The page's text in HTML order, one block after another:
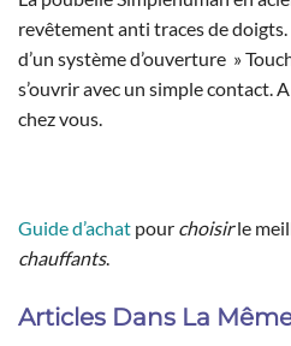
revêtement anti traces de
d’un système d’ouverture »
s’ouvrir avec un simple contact.
chez vous.
Guide d’achat pour choisirle
chauffants.
Articles Dans La